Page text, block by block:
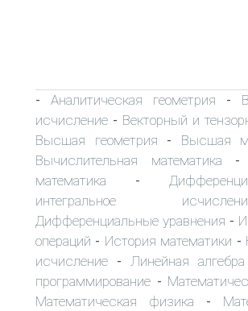
- Аналитическая геометрия -
исчисление - Векторный и
Высшая геометрия - Высшая
Вычислительная математика
математика -
интегральное
Дифференциальные уравнения -
операций - История математики -
исчисление - Линейная алгебра
программирование -
Математическая физика -